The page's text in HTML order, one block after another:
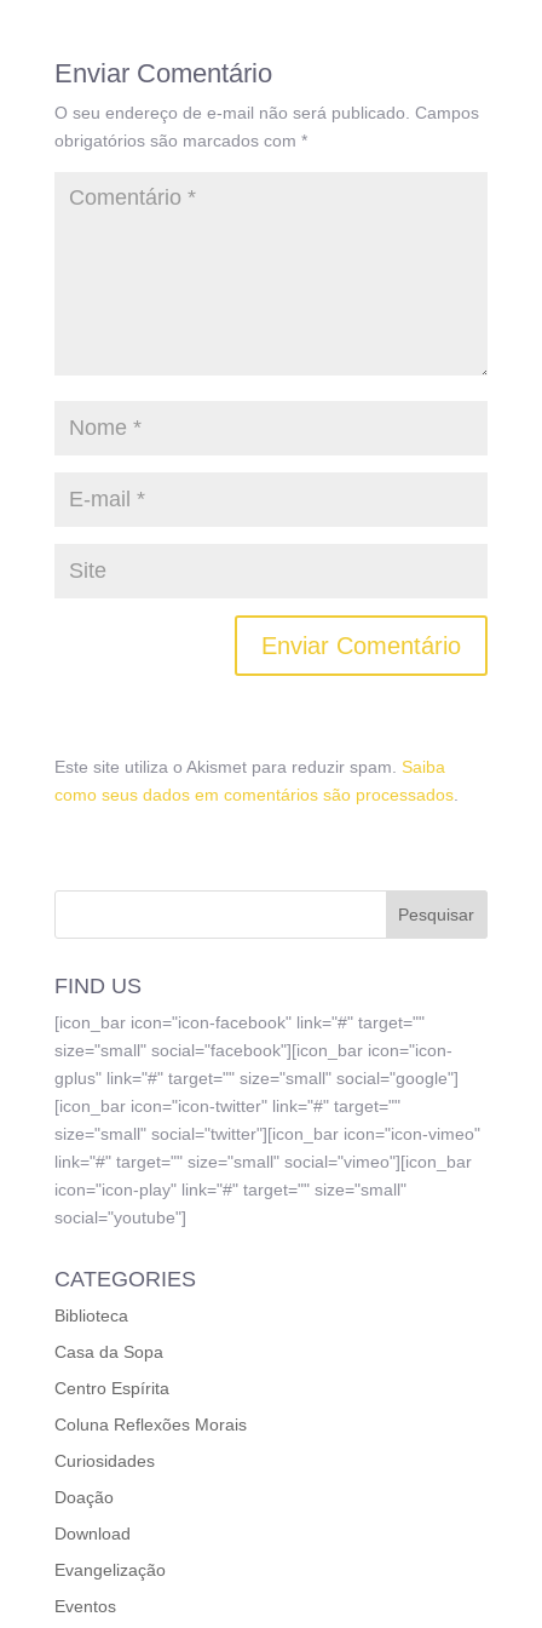
Enviar Comentário
O seu endereço de e-mail não será publicado. Campos
obrigatórios são marcados com *
Este site utiliza o Akismet para reduzir spam. Saiba
como seus dados em comentários são processados.
FIND US
[icon_bar icon="icon-facebook" link="#" target=""
size="small" social="facebook"][icon_bar icon="icon-
gplus" link="#" target="" size="small" social="google"]
[icon_bar icon="icon-twitter" link="#" target=""
size="small" social="twitter"][icon_bar icon="icon-vimeo"
link="#" target="" size="small" social="vimeo"][icon_bar
icon="icon-play" link="#" target="" size="small"
social="youtube"]
CATEGORIES
Biblioteca
Casa da Sopa
Centro Espírita
Coluna Reflexões Morais
Curiosidades
Doação
Download
Evangelização
Eventos